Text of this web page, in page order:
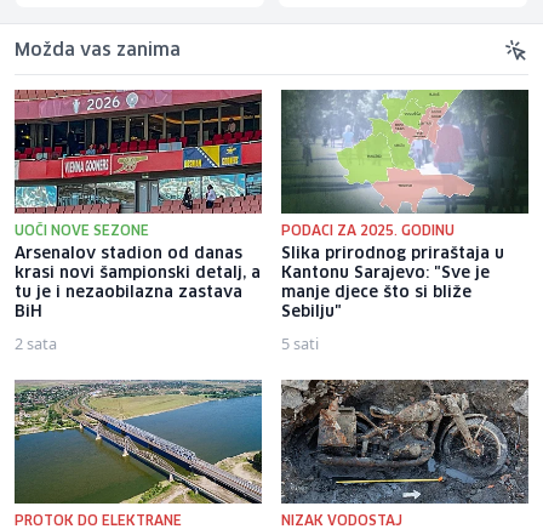
Možda vas zanima
UOČI NOVE SEZONE
Arsenalov stadion od danas
krasi novi šampionski detalj, a
tu je i nezaobilazna zastava
BiH
2 sata
PODACI ZA 2025. GODINU
Slika prirodnog priraštaja u
Kantonu Sarajevo: "Sve je
manje djece što si bliže
Sebilju"
5 sati
PROTOK DO ELEKTRANE NIZAK VODOSTAJ